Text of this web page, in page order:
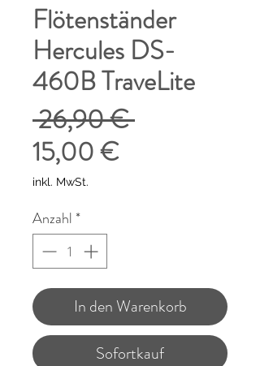
Flötenständer
Hercules DS-
460B TraveLite
26,90 € Standardpreis
15,00 €
inkl. MwSt.
Anzahl *
In den Warenkorb
Sofortkauf